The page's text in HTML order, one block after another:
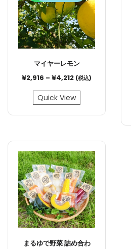
マイヤーレモン
¥2,916 – ¥4,212 (税込)
Quick View
まるゆで野菜 詰め合わ